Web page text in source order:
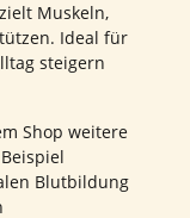
Muskeln,
Ideal für
steigern
Shop weitere
Blutbildung